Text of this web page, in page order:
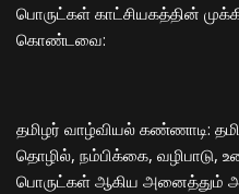
பொருட்கள் காட்சியகத்தின்
கொண்டவை:
​தமிழர் வாழ்வியல் கண்ணாடி:
தொழில், நம்பிக்கை, வழிபாடு,
பொருட்கள் ஆகிய அனைத்தும்